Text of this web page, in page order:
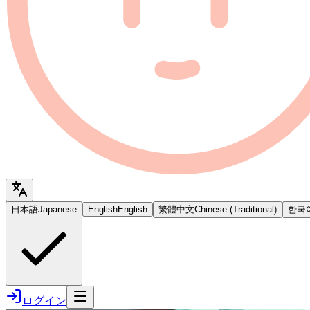
日本語Japanese EnglishEnglish 繁體中文Chinese (Traditional) 한국
ログイン